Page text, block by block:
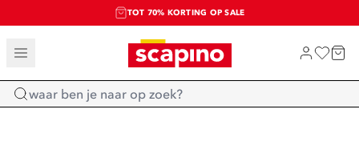
TOT 70% KORTING OP SALE
SALE: LAATSTE KANS!
SHOP NIEUW
Home